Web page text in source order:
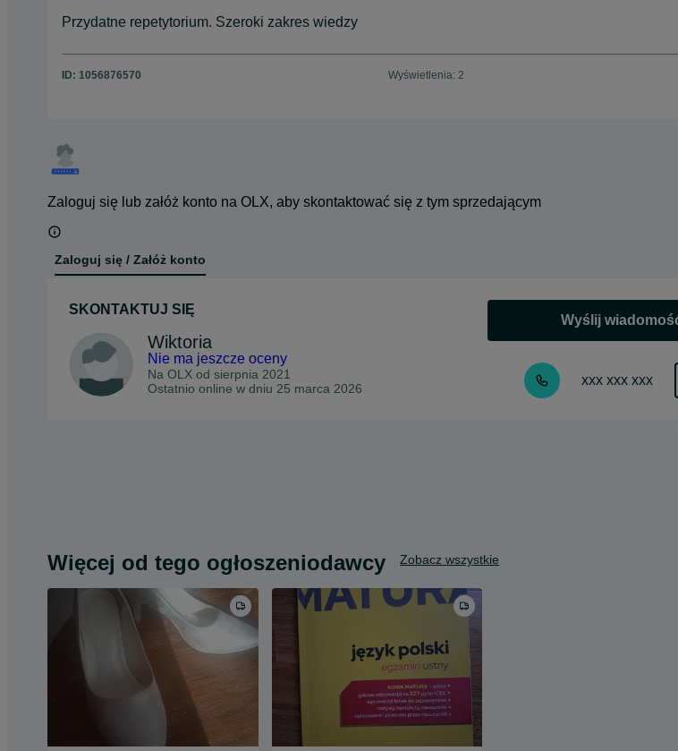
Przydatne repetytorium. Szeroki zakres wiedzy
ID: 1056876570 Wyświetlenia: 2
Zaloguj się lub załóż konto na OLX, aby skontaktować się z tym sprzedającym
Zaloguj się / Załóż konto
SKONTAKTUJ SIĘ
Wiktoria
Nie ma jeszcze oceny
Na OLX od sierpnia 2021
Ostatnio online w dniu 25 marca 2026
Wyślij
xxx xxx xxx
Więcej od tego ogłoszeniodawcy Zobacz wszystkie